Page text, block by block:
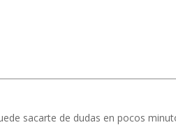
sacarte de dudas en pocos